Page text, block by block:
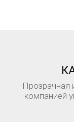
Прозрачная
компанией